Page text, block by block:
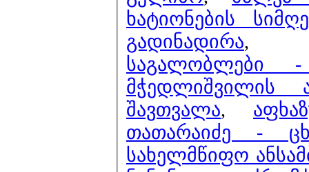
ხატიონების
გადინადირა
საგალობლები
შავთვალა,
თათარაიძე -
სახელმწიფო